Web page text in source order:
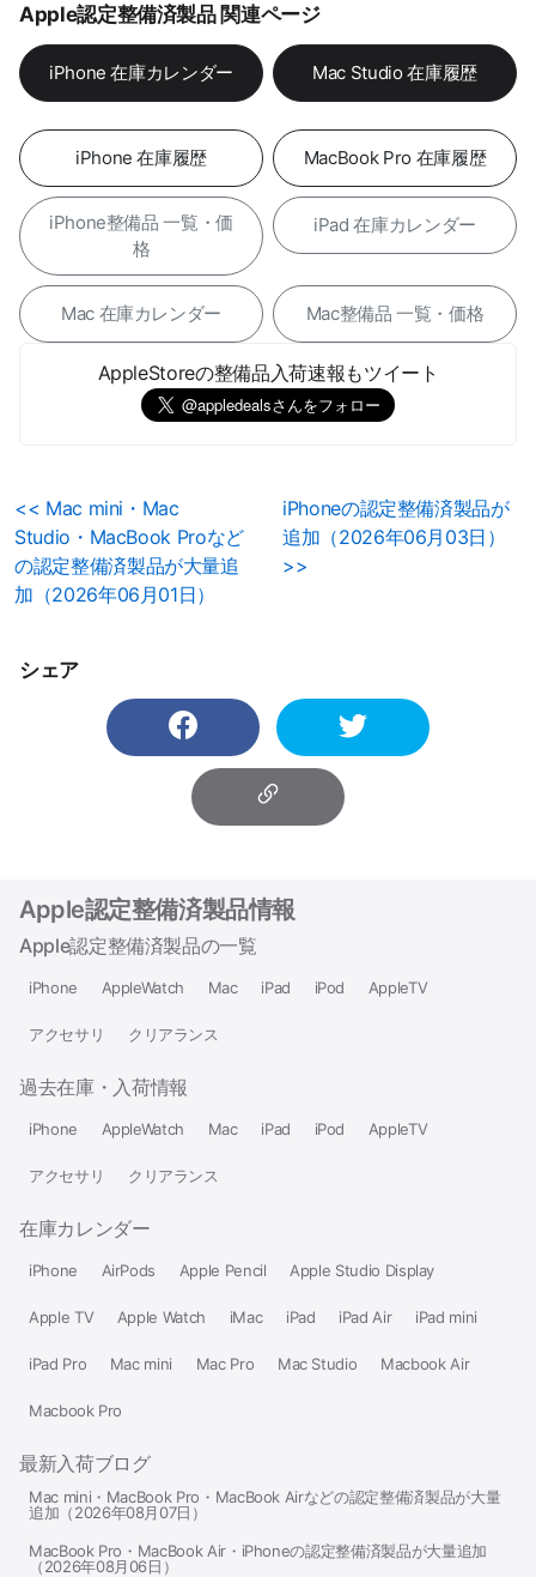
Apple認定整備済製品 関連ページ
iPhone 在庫カレンダー Mac Studio 在庫履歴
iPhone 在庫履歴 MacBook Pro 在庫履歴
iPhone整備品 一覧・価
格
iPad 在庫カレンダー
Mac 在庫カレンダー Mac整備品 一覧・価格
AppleStoreの整備品入荷速報もツイート
<< Mac mini・Mac
Studio・MacBook Proなど
の認定整備済製品が大量追
加（2026年06月01日）
iPhoneの認定整備済製品が
追加（2026年06月03日）
>>
シェア
Apple認定整備済製品情報
Apple認定整備済製品の一覧
iPhone AppleWatch Mac iPad iPod AppleTV
アクセサリ クリアランス
過去在庫・入荷情報
iPhone AppleWatch Mac iPad iPod AppleTV
アクセサリ クリアランス
在庫カレンダー
iPhone AirPods Apple Pencil Apple Studio Display
Apple TV Apple Watch iMac iPad iPad Air iPad mini
iPad Pro Mac mini Mac Pro Mac Studio Macbook Air
Macbook Pro
最新入荷ブログ
Mac mini・MacBook Pro・MacBook Airなどの認定整備済製品が大量
追加（2026年08月07日）
MacBook Pro・MacBook Air・iPhoneの認定整備済製品が大量追加
（2026年08月06日）